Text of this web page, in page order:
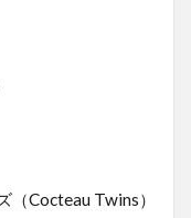
（Cocteau Twins）